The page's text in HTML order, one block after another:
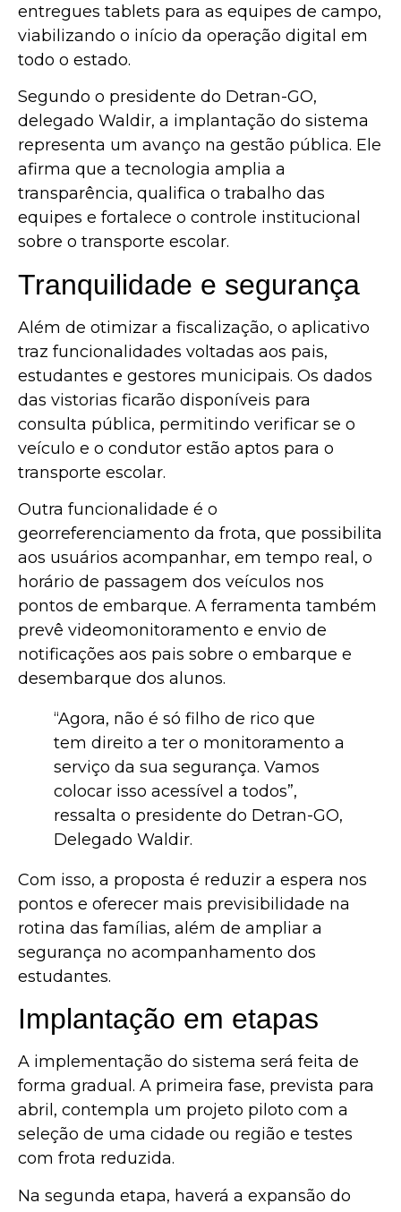
entregues tablets para as equipes de campo,
viabilizando o início da operação digital em
todo o estado.
Segundo o presidente do Detran-GO,
delegado Waldir, a implantação do sistema
representa um avanço na gestão pública. Ele
afirma que a tecnologia amplia a
transparência, qualifica o trabalho das
equipes e fortalece o controle institucional
sobre o transporte escolar.
Tranquilidade e segurança
Além de otimizar a fiscalização, o aplicativo
traz funcionalidades voltadas aos pais,
estudantes e gestores municipais. Os dados
das vistorias ficarão disponíveis para
consulta pública, permitindo verificar se o
veículo e o condutor estão aptos para o
transporte escolar.
Outra funcionalidade é o
georreferenciamento da frota, que possibilita
aos usuários acompanhar, em tempo real, o
horário de passagem dos veículos nos
pontos de embarque. A ferramenta também
prevê videomonitoramento e envio de
notificações aos pais sobre o embarque e
desembarque dos alunos.
“Agora, não é só filho de rico que
tem direito a ter o monitoramento a
serviço da sua segurança. Vamos
colocar isso acessível a todos”,
ressalta o presidente do Detran-GO,
Delegado Waldir.
Com isso, a proposta é reduzir a espera nos
pontos e oferecer mais previsibilidade na
rotina das famílias, além de ampliar a
segurança no acompanhamento dos
estudantes.
Implantação em etapas
A implementação do sistema será feita de
forma gradual. A primeira fase, prevista para
abril, contempla um projeto piloto com a
seleção de uma cidade ou região e testes
com frota reduzida.
Na segunda etapa, haverá a expansão do